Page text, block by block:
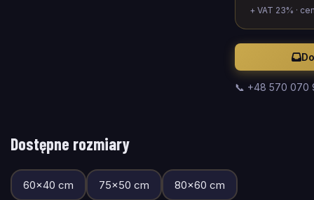
+ VAT 23% ·
📞 +48 570 070
Dostępne rozmiary
60×40 cm 75×50 cm 80×60 cm